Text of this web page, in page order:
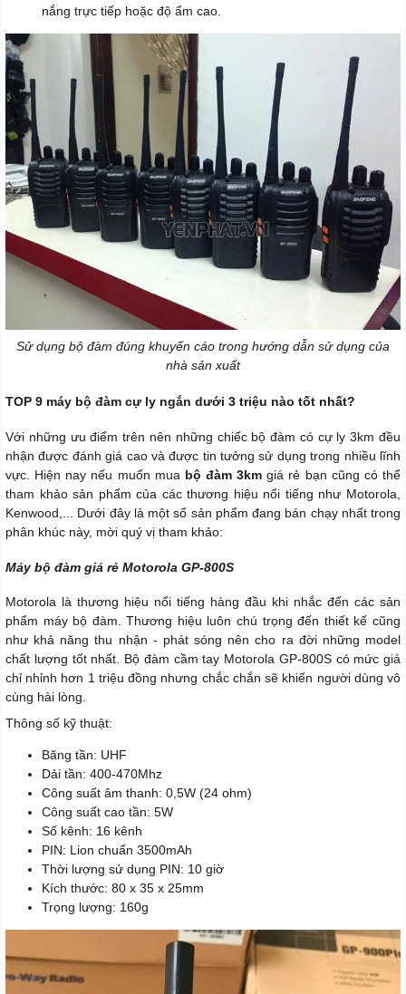
nắng trực tiếp hoặc độ ẩm cao.
Sử dụng bộ đàm đúng khuyến cáo trong hướng dẫn sử dụng của
nhà sản xuất
TOP 9 máy bộ đàm cự ly ngắn dưới 3 triệu nào tốt nhất?
Với những ưu điểm trên nên những chiếc bộ đàm có cự ly 3km đều
nhận được đánh giá cao và được tin tưởng sử dụng trong nhiều lĩnh
vực. Hiện nay nếu muốn mua bộ đàm 3km giá rẻ bạn cũng có thể
tham khảo sản phẩm của các thương hiệu nổi tiếng như Motorola,
Kenwood,... Dưới đây là một số sản phẩm đang bán chạy nhất trong
phân khúc này, mời quý vị tham khảo:
Máy bộ đàm giá rẻ Motorola GP-800S
Motorola là thương hiệu nổi tiếng hàng đầu khi nhắc đến các sản
phẩm máy bộ đàm. Thương hiệu luôn chú trọng đến thiết kế cũng
như khả năng thu nhận - phát sóng nên cho ra đời những model
chất lượng tốt nhất. Bộ đàm cầm tay Motorola GP-800S có mức giá
chỉ nhỉnh hơn 1 triệu đồng nhưng chắc chắn sẽ khiến người dùng vô
cùng hài lòng.
Thông số kỹ thuật:
Băng tần: UHF
Dải tần: 400-470Mhz
Công suất âm thanh: 0,5W (24 ohm)
Công suất cao tần: 5W
Số kênh: 16 kênh
PIN: Lion chuẩn 3500mAh
Thời lượng sử dụng PIN: 10 giờ
Kích thước: 80 x 35 x 25mm
Trọng lượng: 160g